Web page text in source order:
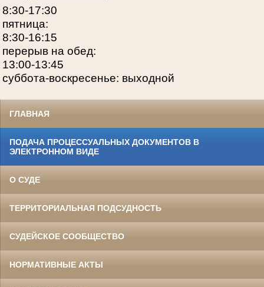
8:30-17:30
пятница:
8:30-16:15
перерыв на обед:
13:00-13:45
суббота-воскресенье: выходной
ГЛАВНАЯ
ПОДАЧА ПРОЦЕССУАЛЬНЫХ ДОКУМЕНТОВ В
ЭЛЕКТРОННОМ ВИДЕ
О СУДЕ
ТЕРРИТОРИАЛЬНАЯ ПОДСУДНОСТЬ
СУДЕЙСКОЕ СООБЩЕСТВО
НОРМАТИВНЫЕ АКТЫ